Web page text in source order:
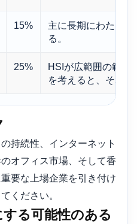
15%
主に長期にわたる構
る。
25%
HSIが広範囲の範囲
を考えると、それで
持続性、インターネット
オフィス市場、そして香
要な上場企業を引き付け
ください。
る可能性のある